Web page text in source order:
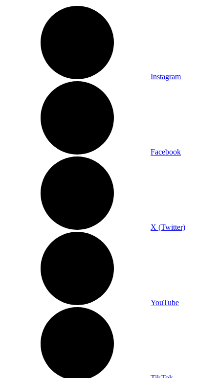
Instagram
Facebook
X (Twitter)
YouTube